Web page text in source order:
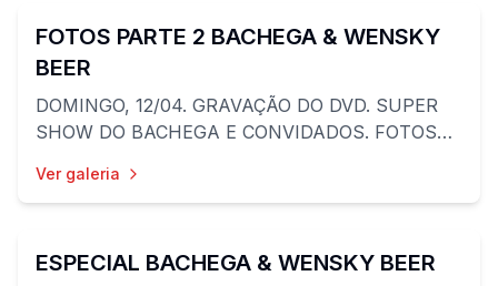
FOTOS PARTE 2 BACHEGA & WENSKY
BEER
DOMINGO, 12/04. GRAVAÇÃO DO DVD. SUPER
SHOW DO BACHEGA E CONVIDADOS. FOTOS
Ver galeria
ESPECIAL BACHEGA & WENSKY BEER